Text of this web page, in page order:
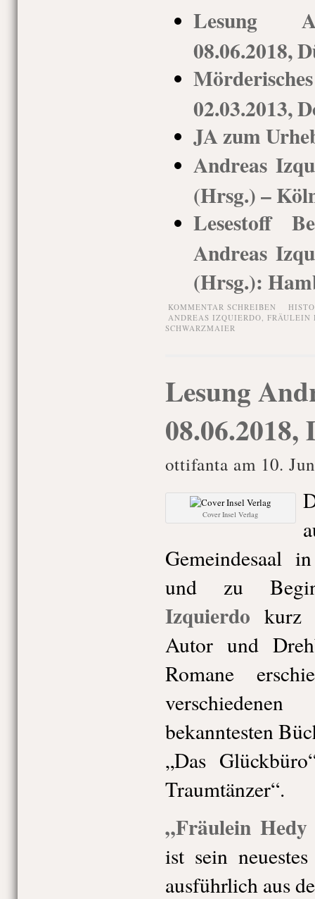
Lesung
08.06.2018,
02.03.2013,
JA zum
Andreas
(Hrsg.) –
Lesestoff
Andreas
(Hrsg.):
KOMMENTAR SCHREIBEN
ANDREAS IZQUIERDO, FRÄULEIN
SCHWARZMAIER
Lesung
08.06.2018,
ottifanta am 10.
Cover Insel Verlag
Gemeindesaal
und zu
Izquierdo kurz
Autor und
Romane
bekanntesten
„Das
Traumtänzer“.
„Fräulein
ist sein
ausführlich aus